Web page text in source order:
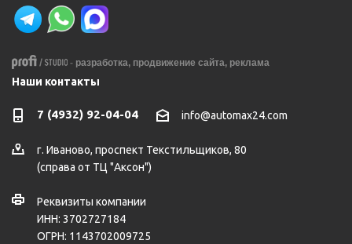
- разработка, продвижение сайта, реклама
Наши контакты
7 (4932) 92-04-04 info@automax24.com
г. Иваново, проспект Текстильщиков, 80
(справа от ТЦ "Аксон")
Реквизиты компании
ИНН: 3702727184
ОГРН: 1143702009725